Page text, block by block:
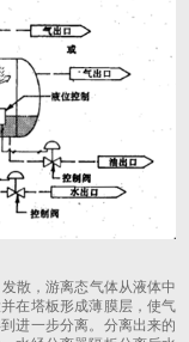
散，游离态气体从液体中
在塔板形成薄膜层，使气
进一步分离。分离出来的